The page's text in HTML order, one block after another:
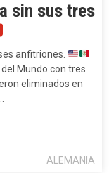
sin sus tres
anfitriones.
Mundo con tres
eliminados en
ALEMANIA